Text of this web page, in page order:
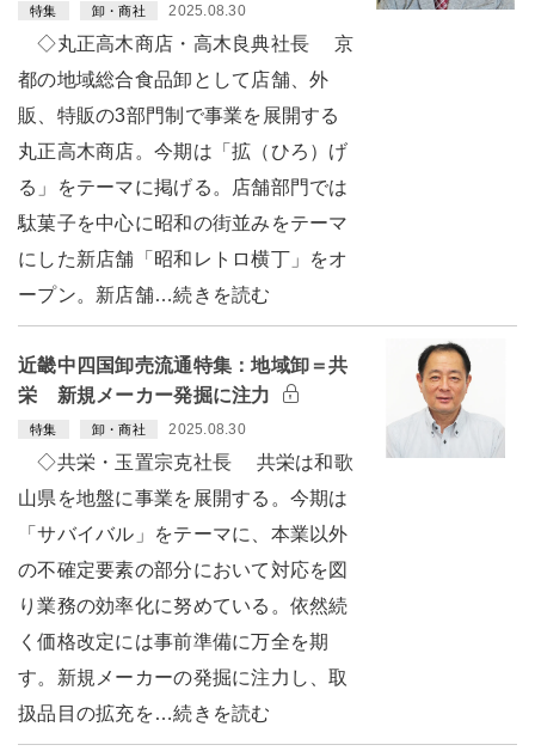
特集 卸・商社 2025.08.30
◇丸正高木商店・高木良典社長 京
都の地域総合食品卸として店舗、外
販、特販の3部門制で事業を展開する
丸正高木商店。今期は「拡（ひろ）げ
る」をテーマに掲げる。店舗部門では
駄菓子を中心に昭和の街並みをテーマ
にした新店舗「昭和レトロ横丁」をオ
ープン。新店舗…続きを読む
近畿中四国卸売流通特集：地域卸＝共
栄 新規メーカー発掘に注力
特集 卸・商社 2025.08.30
◇共栄・玉置宗克社長 共栄は和歌
山県を地盤に事業を展開する。今期は
「サバイバル」をテーマに、本業以外
の不確定要素の部分において対応を図
り業務の効率化に努めている。依然続
く価格改定には事前準備に万全を期
す。新規メーカーの発掘に注力し、取
扱品目の拡充を…続きを読む